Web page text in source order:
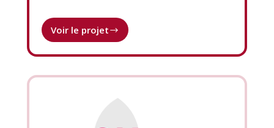
Voir le projetProgramme